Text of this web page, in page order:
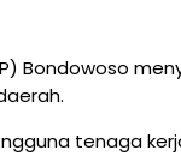
Bondowoso
tenaga